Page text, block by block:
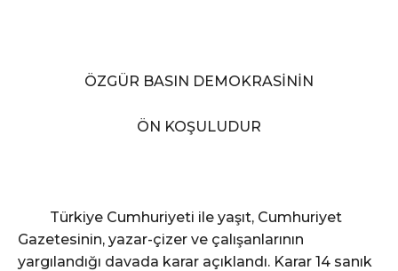
ÖZGÜR BASIN DEMOKRASİNİN
ÖN KOŞULUDUR
Türkiye Cumhuriyeti ile yaşıt, Cumhuriyet
Gazetesinin, yazar-çizer ve çalışanlarının
yargılandığı davada karar açıklandı. Karar 14 sanık